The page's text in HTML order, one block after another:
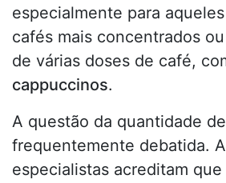
especialmente para
cafés mais concentrados
de várias doses de café,
cappuccinos.
A questão da quantidade
frequentemente debatida.
especialistas acreditam que